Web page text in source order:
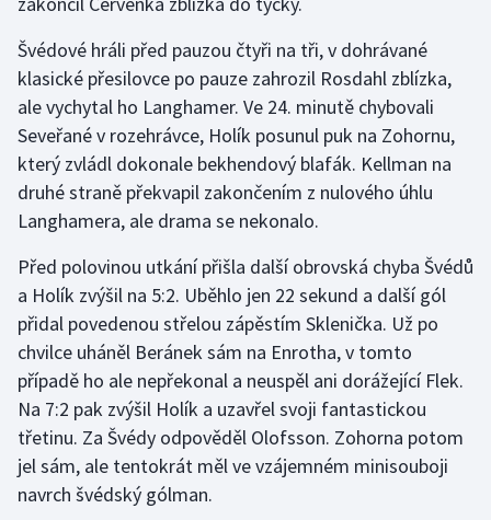
Švédové hráli před pauzou čtyři na tři, v dohrávané
klasické přesilovce po pauze zahrozil Rosdahl zblízka,
ale vychytal ho Langhamer. Ve 24. minutě chybovali
Seveřané v rozehrávce, Holík posunul puk na Zohornu,
který zvládl dokonale bekhendový blafák. Kellman na
druhé straně překvapil zakončením z nulového úhlu
Langhamera, ale drama se nekonalo.
Před polovinou utkání přišla další obrovská chyba Švédů
a Holík zvýšil na 5:2. Uběhlo jen 22 sekund a další gól
přidal povedenou střelou zápěstím Sklenička. Už po
chvilce uháněl Beránek sám na Enrotha, v tomto
případě ho ale nepřekonal a neuspěl ani dorážející Flek.
Na 7:2 pak zvýšil Holík a uzavřel svoji fantastickou
třetinu. Za Švédy odpověděl Olofsson. Zohorna potom
jel sám, ale tentokrát měl ve vzájemném minisouboji
navrch švédský gólman.